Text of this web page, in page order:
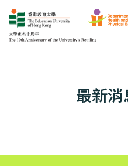
最新